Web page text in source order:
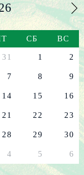
СБ ВС
31 1 2
7 8 9
14 15 16
21 22 23
28 29 30
4 5 6